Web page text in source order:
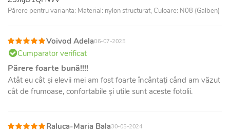
Părere pentru varianta: Material: nylon structurat, Culoare: N08 (Galben)
Voivod Adela06-07-2025
Cumparator verificat
Părere foarte bună!!!!
Atât eu cât și elevii mei am fost foarte încântați când am văzut
cât de frumoase, confortabile și utile sunt aceste fotolii.
Raluca-Maria Bala30-05-2024